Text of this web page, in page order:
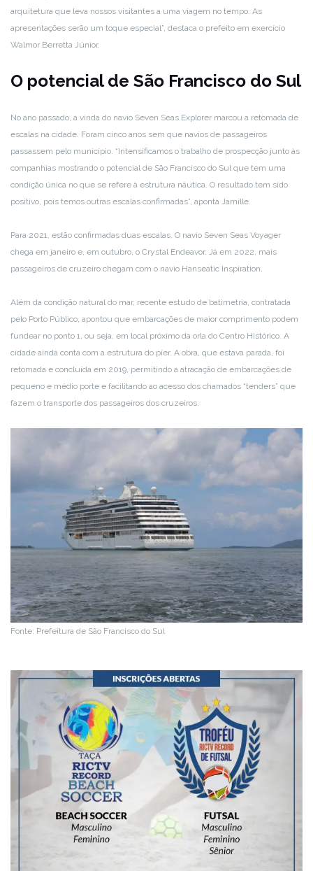
arquitetura que leva nossos visitantes a uma viagem no tempo. As
apresentações serão um toque especial”, destaca o prefeito em exercício
Walmor Berretta Júnior.
O potencial de São Francisco do Sul
No ano passado, a vinda do navio Seven Seas Explorer marcou a retomada de
escalas na cidade. Foram cinco anos sem que navios de passageiros
passassem pelo município. “Intensificamos o trabalho de prospecção junto às
companhias mostrando o potencial de São Francisco do Sul que tem uma
condição única no que se refere à estrutura náutica. O resultado tem sido
positivo, pois temos outras escalas confirmadas”, aponta Jamille.
Para 2021, estão confirmadas duas escalas. O navio Seven Seas Voyager
chega em janeiro e, em outubro, o Crystal Endeavor. Já em 2022, mais
passageiros de cruzeiro chegam com o navio Hanseatic Inspiration.
Além da condição natural do mar, recente estudo de batimetria, contratada
pelo Porto Público, apontou que embarcações de maior comprimento podem
fundear no ponto 1, ou seja, em local próximo da orla do Centro Histórico. A
cidade ainda conta com a estrutura do píer. A obra, que estava parada, foi
retomada e concluída em 2019, permitindo a atracação de embarcações de
pequeno e médio porte e facilitando ao acesso dos chamados “tenders” que
fazem o transporte dos passageiros dos cruzeiros.
Fonte: Prefeitura de São Francisco do Sul